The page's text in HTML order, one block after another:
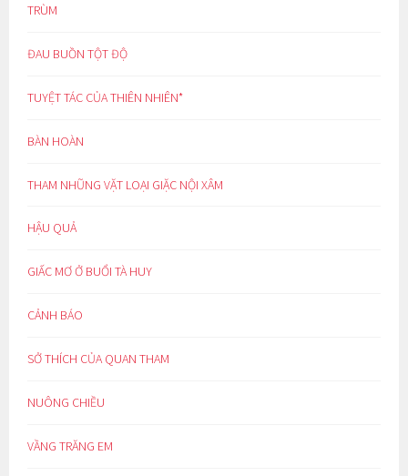
TRÙM
ĐAU BUỒN TỘT ĐỘ
TUYỆT TÁC CỦA THIÊN NHIÊN*
BÀN HOÀN
THAM NHŨNG VẶT LOẠI GIẶC NỘI XÂM
HẬU QUẢ
GIẤC MƠ Ở BUỔI TÀ HUY
CẢNH BÁO
SỞ THÍCH CỦA QUAN THAM
NUÔNG CHIỀU
VẦNG TRĂNG EM